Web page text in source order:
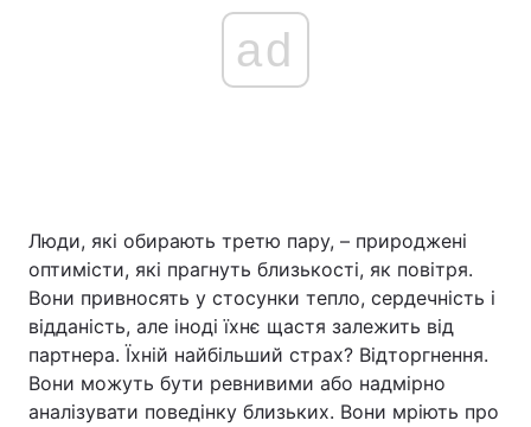
ad
Люди, які обирають третю пару, – природжені
оптимісти, які прагнуть близькості, як повітря.
Вони привносять у стосунки тепло, сердечність і
відданість, але іноді їхнє щастя залежить від
партнера. Їхній найбільший страх? Відторгнення.
Вони можуть бути ревнивими або надмірно
аналізувати поведінку близьких. Вони мріють про